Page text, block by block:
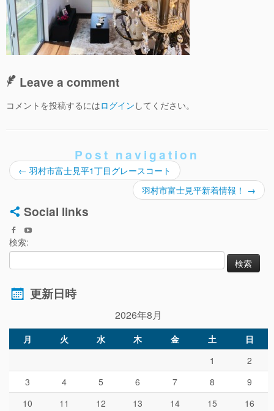
Leave a comment
コメントを投稿するにはログイン してください。
Post navigation
← 羽村市富士見平1丁目グレースコート
羽村市富士見平新着情報！ →
Social links
検索:
更新日時
2026年8月
月 火 水 木 金 土 日
1
2
3
4 5 6 7 8
9
10
11 12 13 14 15
16